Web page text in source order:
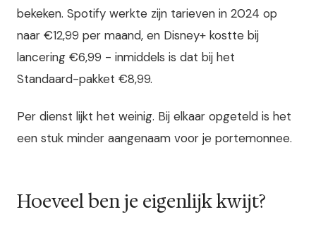
bekeken. Spotify werkte zijn tarieven in 2024 op
naar €12,99 per maand, en Disney+ kostte bij
lancering €6,99 - inmiddels is dat bij het
Standaard-pakket €8,99.
Per dienst lijkt het weinig. Bij elkaar opgeteld is het
een stuk minder aangenaam voor je portemonnee.
Hoeveel ben je eigenlijk kwijt?